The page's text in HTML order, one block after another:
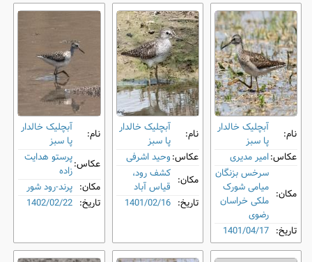
نام:
آبچلیک خالدار
پا سبز
عکاس:امیر مدیری
مکان:
سرخس بزنگان
میامی شورک
ملکی خراسان
رضوی
تاریخ: 1401/04/17
نام:
آبچلیک خالدار
پا سبز
عکاس:وحید اشرفی
مکان: کشف رود،
قیاس آباد
تاریخ: 1401/02/16
نام:
آبچلیک خالدار
پا سبز
عکاس:پرستو هدایت
زاده
مکان: پرند-رود شور
تاریخ: 1402/02/22